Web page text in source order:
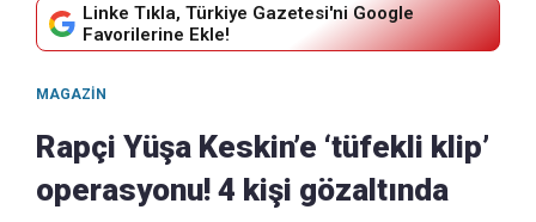
Linke Tıkla, Türkiye Gazetesi'ni Google
Favorilerine Ekle!
MAGAZIN
Rapçi Yüşa Keskin’e ‘tüfekli klip’
operasyonu! 4 kişi gözaltında